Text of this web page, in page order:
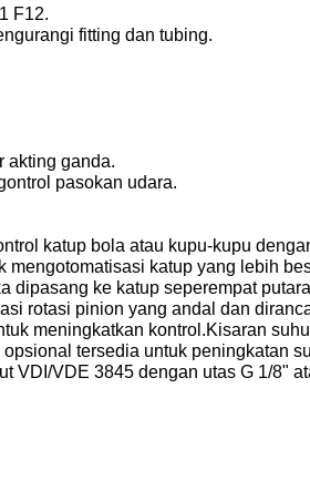
F12.
fitting dan tubing.
akting ganda.
pasokan udara.
katup bola atau kupu-kupu
mengotomatisasi katup yang lebih
dipasang ke katup seperempat
rotasi pinion yang andal dan
meningkatkan kontrol.Kisaran suhu
tersedia untuk peningkatan
VDI/VDE 3845 dengan utas G 1/8"